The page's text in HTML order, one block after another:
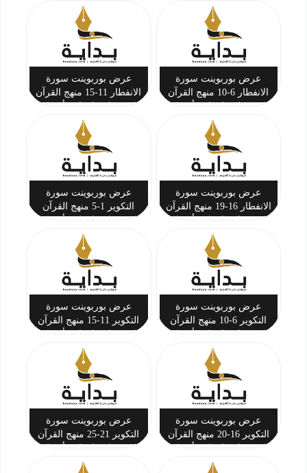
تركي بن أحمد المحيسن بن أحمد المحيسن
عرض بوربوينت سورة
الانفطار 6-10 منهج القرآن
بن أحمد المحيسن
عرض بوربوينت سورة
الانفطار 11-15 منهج القرآن
بن أحمد المحيسن
عرض بوربوينت سورة
الانفطار 16-19 منهج القرآن
بن أحمد المحيسن
عرض بوربوينت سورة
التكوير 1-5 منهج القرآن
بن أحمد المحيسن
عرض بوربوينت سورة
التكوير 6-10 منهج القرآن
بن أحمد المحيسن
عرض بوربوينت سورة
التكوير 11-15 منهج القرآن
بن أحمد المحيسن
عرض بوربوينت سورة
التكوير 16-20 منهج القرآن
بن أحمد المحيسن
عرض بوربوينت سورة
التكوير 21-25 منهج القرآن
بن أحمد المحيسن